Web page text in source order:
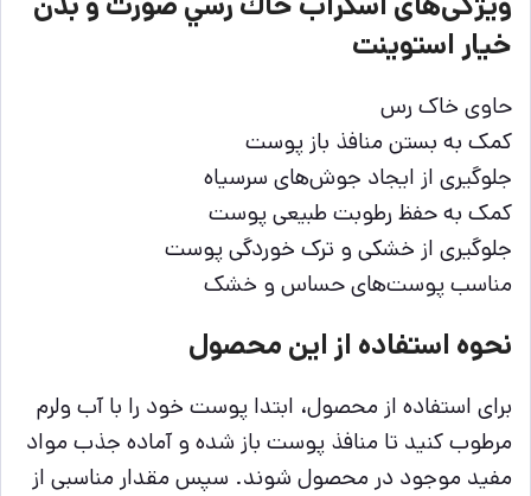
خيار استوينت
حاوی خاک رس
کمک به بستن منافذ باز پوست
جلوگیری از ایجاد جوش‌های سرسیاه
کمک به حفظ رطوبت طبیعی پوست
جلوگیری از خشکی و ترک خوردگی پوست
مناسب پوست‌های حساس و خشک
نحوه استفاده از این محصول
برای استفاده از محصول، ابتدا پوست خود را با آب ولرم
مرطوب کنید تا منافذ پوست باز شده و آماده جذب مواد
مفید موجود در محصول شوند. سپس مقدار مناسبی از